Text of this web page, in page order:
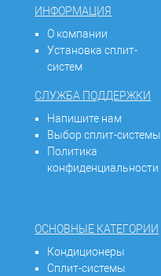
ИНФОРМАЦИЯ
О компании
Установка сплит-
систем
СЛУЖБА ПОДДЕРЖКИ
Напишите нам
Выбор сплит-системы
Политика
конфиденциальности
ОСНОВНЫЕ КАТЕГОРИИ
Кондиционеры
Сплит-системы